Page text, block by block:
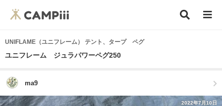
UNIFLAME（ユニフレーム） テント、タープ ペグ
ユニフレーム ジュラパワーペグ250
ma9
2022年7月10日